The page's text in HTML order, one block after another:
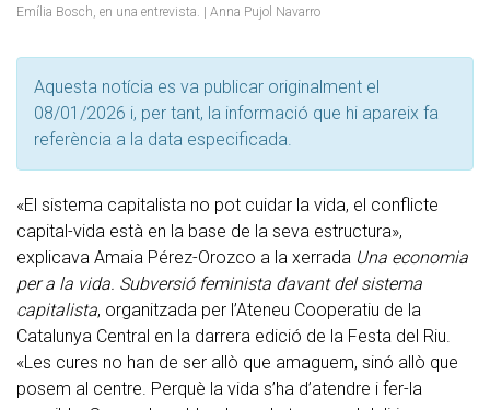
Emília Bosch, en una entrevista. | Anna Pujol Navarro
Aquesta notícia es va publicar originalment el
08/01/2026 i, per tant, la informació que hi apareix fa
referència a la data especificada.
«El sistema capitalista no pot cuidar la vida, el conflicte
capital-vida està en la base de la seva estructura»,
explicava Amaia Pérez-Orozco a la xerrada Una economia
per a la vida. Subversió feminista davant del sistema
capitalista, organitzada per l’Ateneu Cooperatiu de la
Catalunya Central en la darrera edició de la Festa del Riu.
«Les cures no han de ser allò que amaguem, sinó allò que
posem al centre. Perquè la vida s’ha d’atendre i fer-la